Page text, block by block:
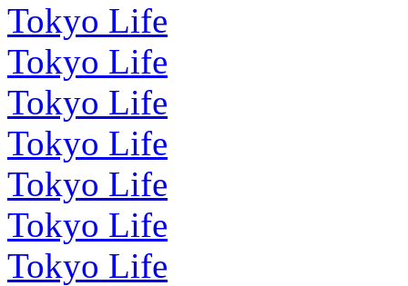
Tokyo Life
Tokyo Life
Tokyo Life
Tokyo Life
Tokyo Life
Tokyo Life
Tokyo Life